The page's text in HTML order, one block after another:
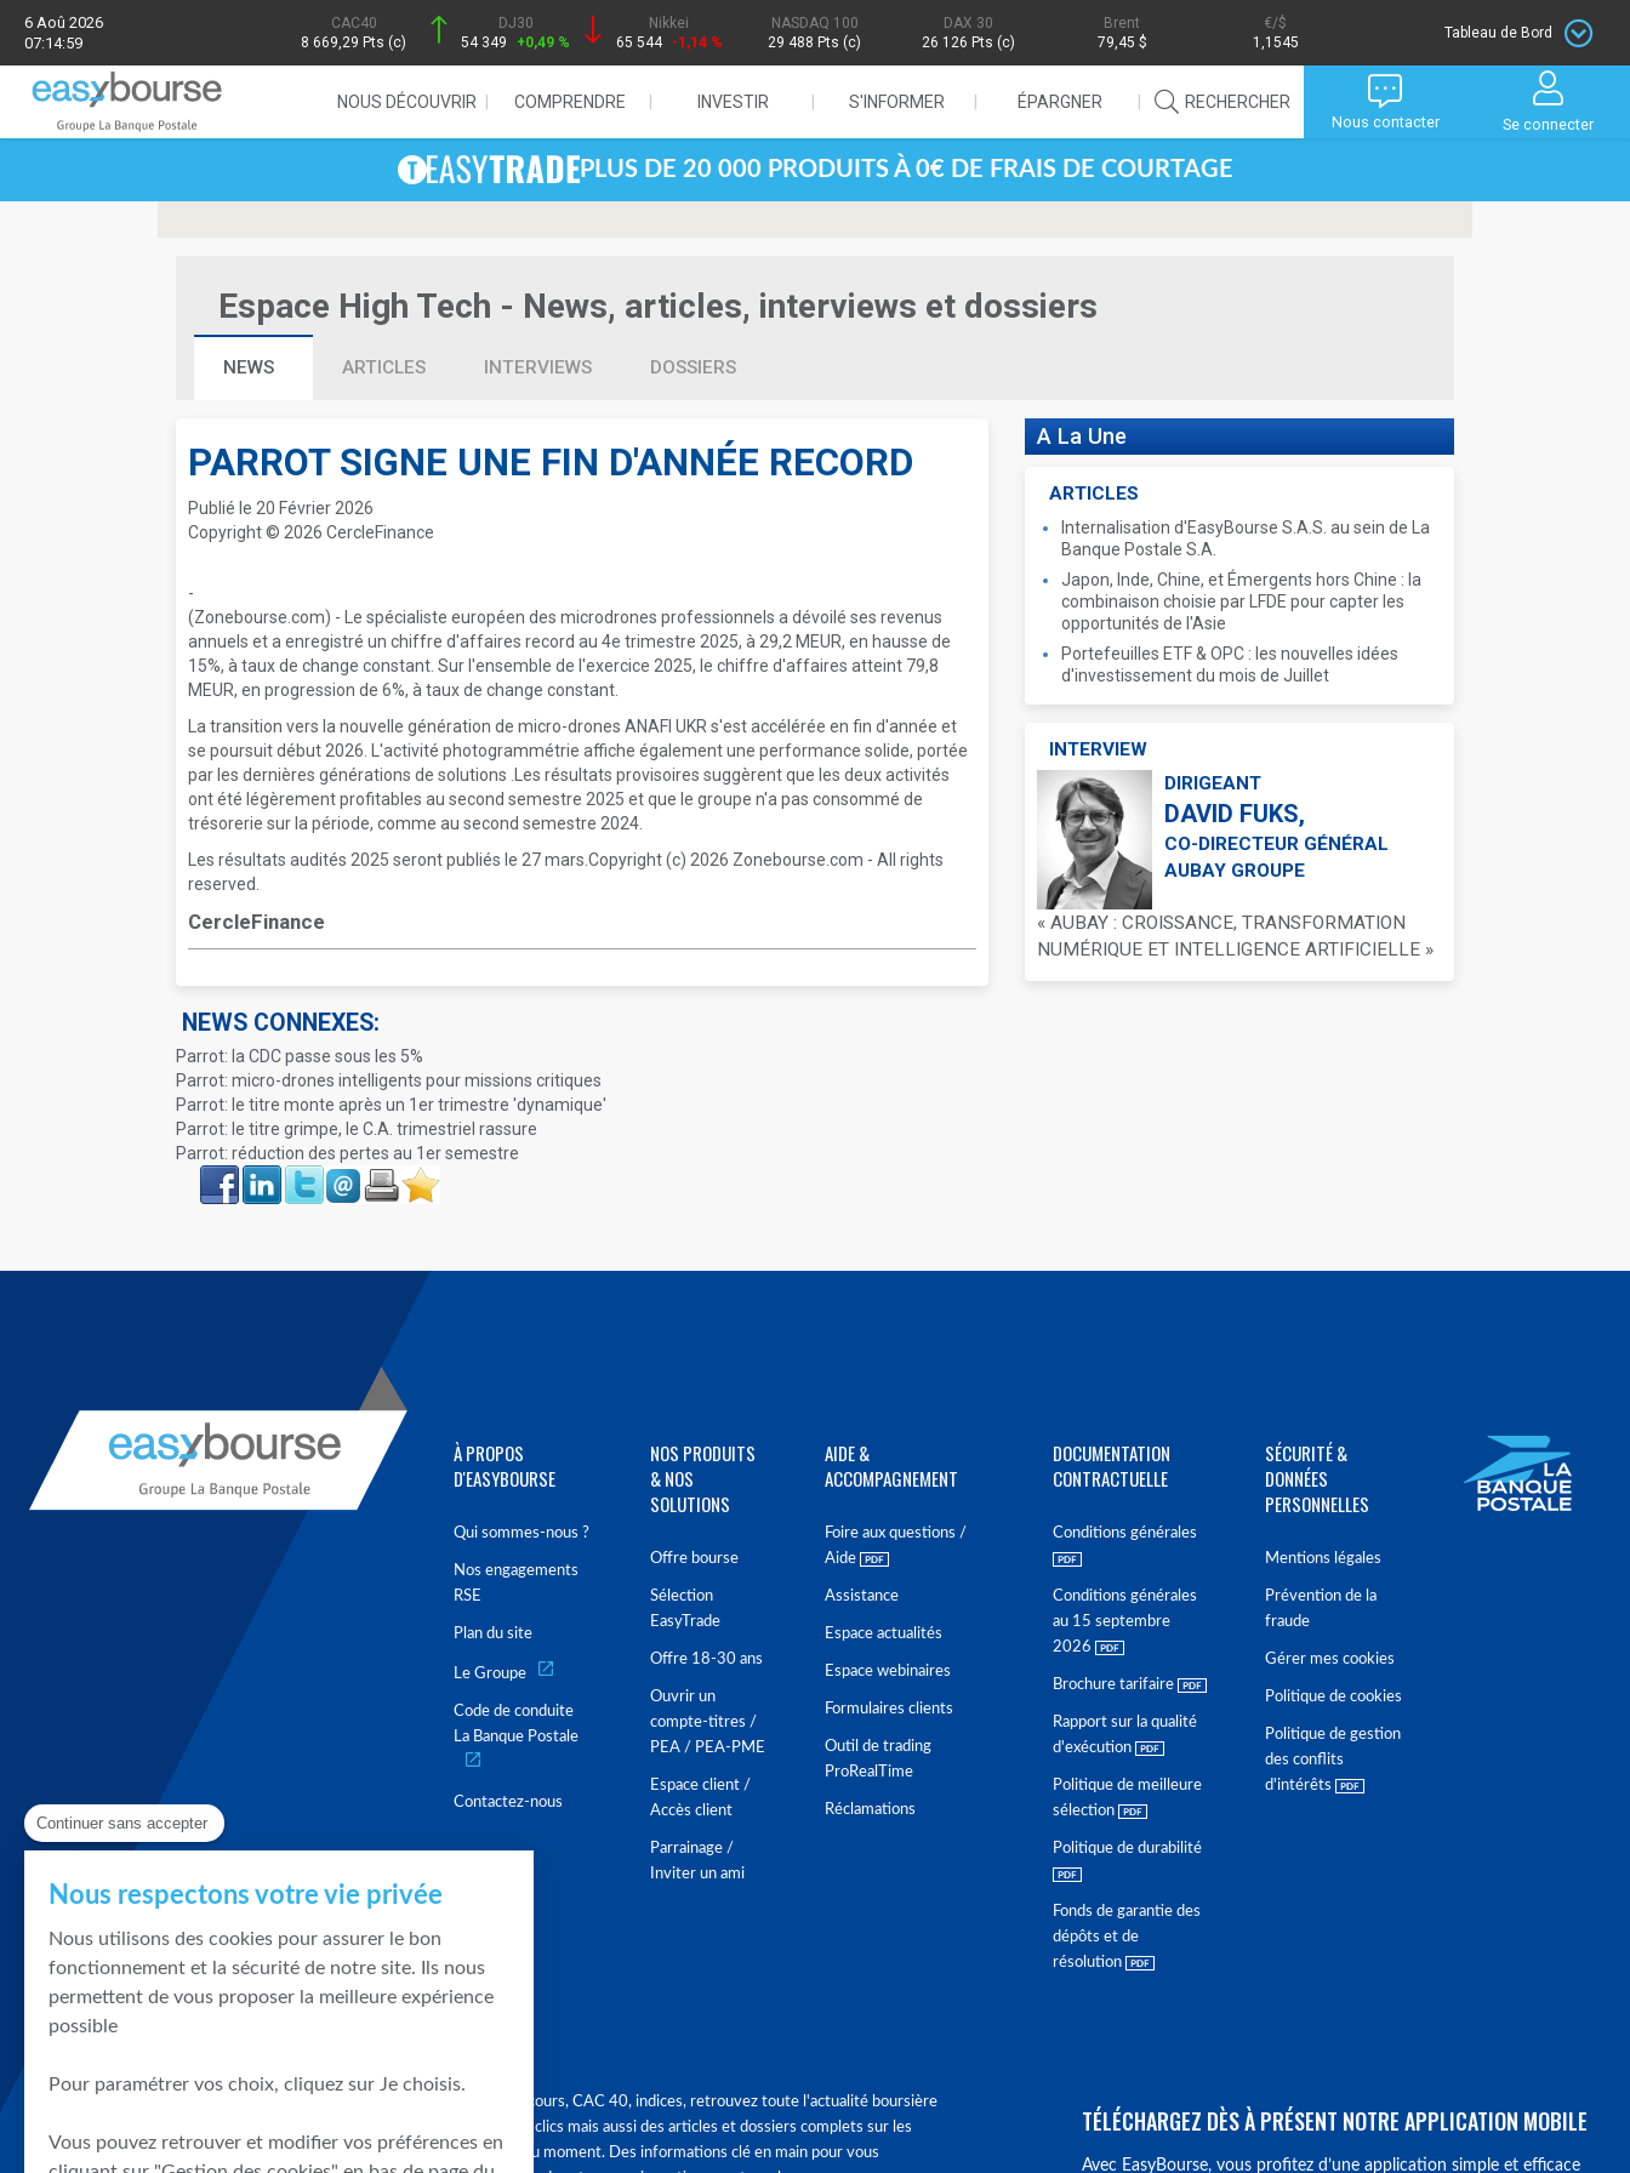
6 Aoû 2026
07:14:59
CAC40
8 669,29 Pts (c)
DJ30
54 349
+0,49 %
Nikkei
65 544 -1,14 %
NASDAQ 100
29 488 Pts (c)
DAX 30
26 126 Pts (c)
Brent
79,45 $
/$
1,1545
Tableau de Bord
NOUS DÉCOUVRIR COMPRENDRE INVESTIR S'INFORMER ÉPARGNER RECHERCHER
Nous contacter Se connecter
PLUS DE 20 000 PRODUITS À 0€ DE FRAIS DE COURTAGE
Espace High Tech - News, articles, interviews et dossiers
NEWS ARTICLES INTERVIEWS DOSSIERS
PARROT SIGNE UNE FIN D'ANNÉE RECORD
Publié le 20 Février 2026
Copyright © 2026 CercleFinance
-
(Zonebourse.com) - Le spécialiste européen des microdrones professionnels a dévoilé ses revenus
annuels et a enregistré un chiffre d'affaires record au 4e trimestre 2025, à 29,2 MEUR, en hausse de
15%, à taux de change constant. Sur l'ensemble de l'exercice 2025, le chiffre d'affaires atteint 79,8
MEUR, en progression de 6%, à taux de change constant.
La transition vers la nouvelle génération de micro-drones ANAFI UKR s'est accélérée en fin d'année et
se poursuit début 2026. L'activité photogrammétrie affiche également une performance solide, portée
par les dernières générations de solutions .Les résultats provisoires suggèrent que les deux activités
ont été légèrement profitables au second semestre 2025 et que le groupe n'a pas consommé de
trésorerie sur la période, comme au second semestre 2024.
Les résultats audités 2025 seront publiés le 27 mars.Copyright (c) 2026 Zonebourse.com - All rights
reserved.
CercleFinance
NEWS CONNEXES:
Parrot: la CDC passe sous les 5%
Parrot: micro-drones intelligents pour missions critiques
Parrot: le titre monte après un 1er trimestre 'dynamique'
Parrot: le titre grimpe, le C.A. trimestriel rassure
Parrot: réduction des pertes au 1er semestre
Face
book
LinkIn Twitter Envoyer ImprimerFavoris
A La Une
ARTICLES
Internalisation d'EasyBourse S.A.S. au sein de La
Banque Postale S.A.
Japon, Inde, Chine, et Émergents hors Chine : la
combinaison choisie par LFDE pour capter les
opportunités de l'Asie
Portefeuilles ETF & OPC : les nouvelles idées
d'investissement du mois de Juillet
INTERVIEW
DIRIGEANT
DAVID FUKS,
CO-DIRECTEUR GÉNÉRAL
AUBAY GROUPE
« AUBAY : CROISSANCE, TRANSFORMATION
NUMÉRIQUE ET INTELLIGENCE ARTIFICIELLE »
À PROPOS
D'EASYBOURSE
Qui sommes-nous ?
Nos engagements
RSE
Plan du site
Le Groupe
Code de conduite
La Banque Postale
Contactez-nous
NOS PRODUITS
& NOS
SOLUTIONS
Offre bourse
Sélection
EasyTrade
Offre 18-30 ans
Ouvrir un
compte-titres /
PEA / PEA-PME
Espace client /
Accès client
Parrainage /
Inviter un ami
AIDE &
ACCOMPAGNEMENT
Foire aux questions /
Aide
Assistance
Espace actualités
Espace webinaires
Formulaires clients
Outil de trading
ProRealTime
Réclamations
DOCUMENTATION
CONTRACTUELLE
Conditions générales
Conditions générales
au 15 septembre
2026
Brochure tarifaire
Rapport sur la qualité
d'exécution
Politique de meilleure
sélection
Politique de durabilité
Fonds de garantie des
dépôts et de
résolution
SÉCURITÉ &
DONNÉES
PERSONNELLES
Mentions légales
Prévention de la
fraude
Gérer mes cookies
Politique de cookies
Politique de gestion
des conflits
d'intérêts
Graphique, cours, CAC 40, indices, retrouvez toute l'actualité boursière
en quelques clics mais aussi des articles et dossiers complets sur les
tendances du moment. Des informations clé en main pour vous
TÉLÉCHARGEZ DÈS À PRÉSENT NOTRE APPLICATION MOBILE
Avec EasyBourse, vous profitez d’une application simple et efficace
Continuer sans accepter
Nous respectons votre vie privée
Nous utilisons des cookies pour assurer le bon
fonctionnement et la sécurité de notre site. Ils nous
permettent de vous proposer la meilleure expérience
possible
Pour paramétrer vos choix, cliquez sur Je choisis.
Vous pouvez retrouver et modifier vos préférences en